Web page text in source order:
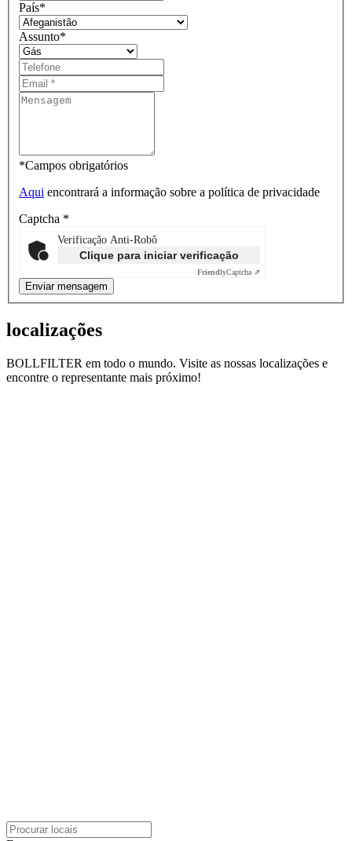
País*
Assunto*
*Campos obrigatórios
Aqui encontrará a informação sobre a política de privacidade
Captcha *
Verificação Anti-Robô
Clique para iniciar verificação
FriendlyCaptcha ⇗
localizações
BOLLFILTER em todo o mundo. Visite as nossas localizações e
encontre o representante mais próximo!